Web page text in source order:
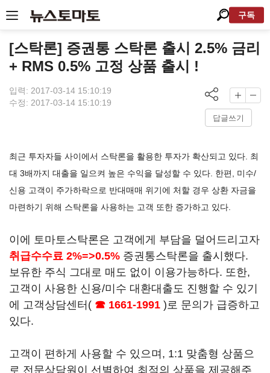
구독
[스탁론] 증권통 스탁론 출시 2.5% 금리
+ RMS 0.5% 고정 상품 출시 !
입력: 2017-03-14 15:10:19
수정: 2017-03-14 15:10:19
답글쓰기
최근 투자자들 사이에서 스탁론을 활용한 투자가 확산되고 있다. 최
대 3배까지 대출을 일으켜 높은 수익을 달성할 수 있다. 한편, 미수/
신용 고객이 주가하락으로 반대매매 위기에 처할 경우 상환 자금을
마련하기 위해 스탁론을 사용하는 고객 또한 증가하고 있다.
이에 토마토스탁론은 고객에게 부담을 덜어드리고자
취급수수료 2%=>0.5% 증권통스탁론을 출시했다.
보유한 주식 그대로 매도 없이 이용가능하다. 또한,
고객이 사용한 신용/미수 대환대출도 진행할 수 있기
에 고객상담센터( ☎ 1661-1991 )로 문의가 급증하고
있다.
고객이 편하게 사용할 수 있으며, 1:1 맞춤형 상품으
로 전문상담원이 선별하여 최적의 상품을 제공해주